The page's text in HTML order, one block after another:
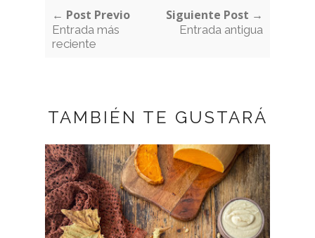
← Post Previo
Entrada más
reciente
Siguiente Post →
Entrada antigua
TAMBIÉN TE GUSTARÁ